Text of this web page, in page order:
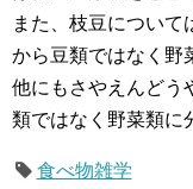
また、枝豆について
から豆類ではなく野
他にもさやえんどう
類ではなく野菜類に
食べ物雑学